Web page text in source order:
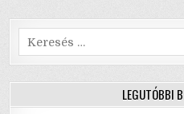
k
Search
for:
LEGUTÓBBI